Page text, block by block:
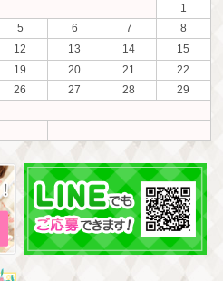
1
5 6 7
8
12 13 14
15
19 20 21
22
26 27 28
29